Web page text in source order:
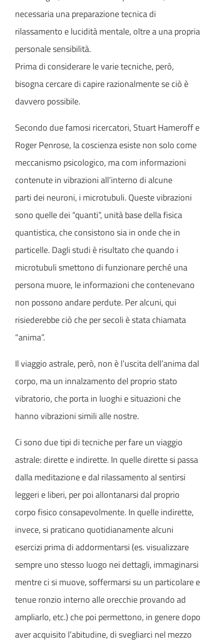
necessaria una preparazione tecnica di
rilassamento e lucidità mentale, oltre a una propria
personale sensibilità.
Prima di considerare le varie tecniche, però,
bisogna cercare di capire razionalmente se ciò è
davvero possibile.
Secondo due famosi ricercatori, Stuart Hameroff e
Roger Penrose, la coscienza esiste non solo come
meccanismo psicologico, ma com informazioni
contenute in vibrazioni all’interno di alcune
parti dei neuroni, i microtubuli. Queste vibrazioni
sono quelle dei “quanti”, unità base della fisica
quantistica, che consistono sia in onde che in
particelle. Dagli studi è risultato che quando i
microtubuli smettono di funzionare perché una
persona muore, le informazioni che contenevano
non possono andare perdute. Per alcuni, qui
risiederebbe ciò che per secoli è stata chiamata
“anima”.
Il viaggio astrale, però, non è l’uscita dell’anima dal
corpo, ma un innalzamento del proprio stato
vibratorio, che porta in luoghi e situazioni che
hanno vibrazioni simili alle nostre.
Ci sono due tipi di tecniche per fare un viaggio
astrale: dirette e indirette. In quelle dirette si passa
dalla meditazione e dal rilassamento al sentirsi
leggeri e liberi, per poi allontanarsi dal proprio
corpo fisico consapevolmente. In quelle indirette,
invece, si praticano quotidianamente alcuni
esercizi prima di addormentarsi (es. visualizzare
sempre uno stesso luogo nei dettagli, immaginarsi
mentre ci si muove, soffermarsi su un particolare e
tenue ronzio interno alle orecchie provando ad
ampliarlo, etc.) che poi permettono, in genere dopo
aver acquisito l’abitudine, di svegliarci nel mezzo